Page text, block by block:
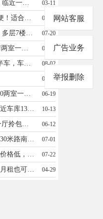
南六惠民小区车库改住宅40平出租 临近一中 三中 六小 东西齐全 拎包入住 微信电话同步18945525261 请尽量加微信联系 03-11
二百附近整租 离正街20米 购物方便！适合陪读 上班族 一室一厅65平5楼，月/550，采光好 冬天不冷 包取暖物业 家电家具齐全 拎包入住 电话:13840998293 07-25
豪绅家园两室一厅出租，88.73平，多层7楼顶层，处于中心位置，交通便利，家电家具齐全，干净整洁，真正拎包入住。年租，微信同步，非诚勿扰。15146530016 07-20
￼ 出租 出租 现有永平小区住房两室一厅4楼，拎包入住，有意者联系15945559667微信同步 南六道街汽配城商服一二楼120平出租出 04-01
出租车出租，白班大班都可以4年半车，车况好价格低，15645535399 08-02
04-02
包取暖物业，可月租，一室一厅700两室一厅1000电话13349354756微信17390650756 06-19
冬季求租车库植物园南门龙湖湾附近车库13845599799 10-13
惠民A区4楼78平南北通透，两室一厅拎包入住，便宜出租15545538205 06-12
商服位于三百南北路、北三街往西30米路南（新六中西南侧)，楼房为商服一、二层楼，面积325平米，位置佳人流旺，联系电话13845599169 07-01
单间招住宿生：位置佳，条件好，价格低，非常干净舒适，有家的感觉！电话13214550605 07-22
九号公馆小平方电梯楼出租半年，月租也可以，拎包入住，联系电话微信15774550446 04-29
网站客服
广告业务
举报删除